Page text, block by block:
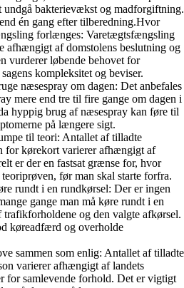
undgå bakterievækst og madforgiftning.
én gang efter tilberedning.Hvor
forlænges: Varetægtsfængsling
afhængigt af domstolens beslutning og
vurderer løbende behovet for
kompleksitet og beviser.
næsespray om dagen: Det anbefales
mere end tre til fire gange om dagen i
hyppig brug af næsespray kan føre til
på længere sigt.
til teori: Antallet af tilladte
for kørekort varierer afhængigt af
er der en fastsat grænse for, hvor
før man skal starte forfra.
rundt i en rundkørsel: Der er ingen
gange man må køre rundt i en
og den valgte afkørsel.
køreadfærd og overholde
sammen som enlig: Antallet af tilladte
varierer afhængigt af landets
for samlevende forhold. Det er vigtigt